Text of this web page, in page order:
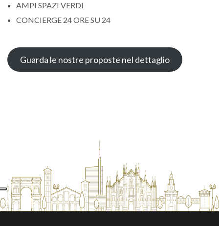
AMPI SPAZI VERDI
CONCIERGE 24 ORE SU 24
Guarda le nostre proposte nel dettaglio